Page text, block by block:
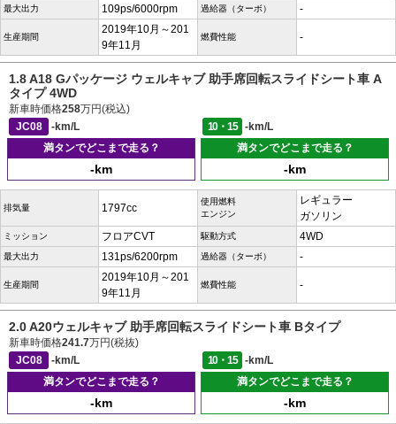
最大出力 109ps/6000rpm 過給器（ターボ） -
生産期間
2019年10月～201
9年11月
燃費性能 -
1.8 A18 Gパッケージ ウェルキャブ 助手席回転スライドシート車 A
タイプ 4WD
新車時価格258万円(税込)
JC08
-km/L 10・15
-km/L
満タンでどこまで走る？
-km
満タンでどこまで走る？
-km
排気量 1797cc
使用燃料
エンジン
レギュラー
ガソリン
ミッション フロアCVT 駆動方式 4WD
最大出力 131ps/6200rpm 過給器（ターボ） -
生産期間
2019年10月～201
9年11月
燃費性能 -
2.0 A20ウェルキャブ 助手席回転スライドシート車 Bタイプ
新車時価格241.7万円(税抜)
JC08
-km/L 10・15
-km/L
満タンでどこまで走る？
-km
満タンでどこまで走る？
-km